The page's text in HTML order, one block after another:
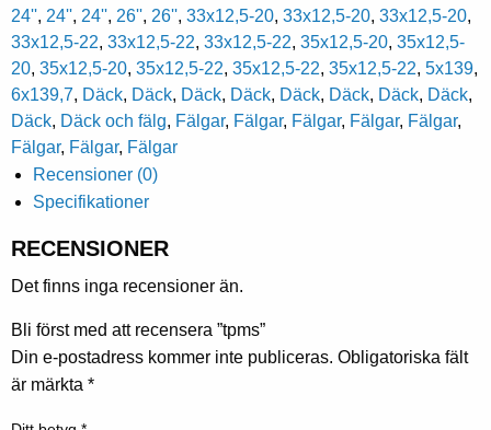
24'', 24'', 24'', 26'', 26'', 33x12,5-20, 33x12,5-20, 33x12,5-20,
33x12,5-22, 33x12,5-22, 33x12,5-22, 35x12,5-20, 35x12,5-
20, 35x12,5-20, 35x12,5-22, 35x12,5-22, 35x12,5-22, 5x139,
6x139,7, Däck, Däck, Däck, Däck, Däck, Däck, Däck, Däck,
Däck, Däck och fälg, Fälgar, Fälgar, Fälgar, Fälgar, Fälgar,
Fälgar, Fälgar, Fälgar
Recensioner (0)
Specifikationer
RECENSIONER
Det finns inga recensioner än.
Bli först med att recensera ”tpms”
Din e-postadress kommer inte publiceras. Obligatoriska fält
är märkta *